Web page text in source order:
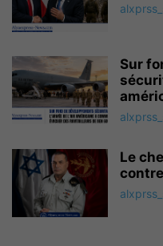
Sur
Le